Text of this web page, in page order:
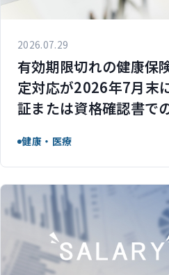
2026.07.29
有効期限切れの健康保
定対応が2026年7月
証または資格確認書で
健康・医療